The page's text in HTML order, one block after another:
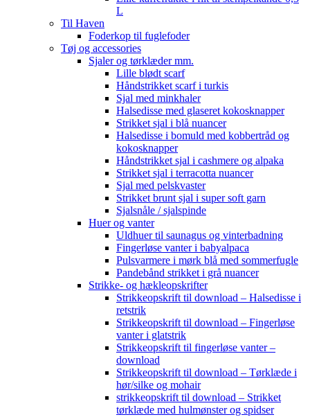
L
Til Haven
Foderkop til fuglefoder
Tøj og accessories
Sjaler og tørklæder mm.
Lille blødt scarf
Håndstrikket scarf i turkis
Sjal med minkhaler
Halsedisse med glaseret kokosknapper
Strikket sjal i blå nuancer
Halsedisse i bomuld med kobbertråd og
kokosknapper
Håndstrikket sjal i cashmere og alpaka
Strikket sjal i terracotta nuancer
Sjal med pelskvaster
Strikket brunt sjal i super soft garn
Sjalsnåle / sjalspinde
Huer og vanter
Uldhuer til saunagus og vinterbadning
Fingerløse vanter i babyalpaca
Pulsvarmere i mørk blå med sommerfugle
Pandebånd strikket i grå nuancer
Strikke- og hækleopskrifter
Strikkeopskrift til download – Halsedisse i
retstrik
Strikkeopskrift til download – Fingerløse
vanter i glatstrik
Strikkeopskrift til fingerløse vanter –
download
Strikkeopskrift til download – Tørklæde i
hør/silke og mohair
strikkeopskrift til download – Strikket
tørklæde med hulmønster og spidser